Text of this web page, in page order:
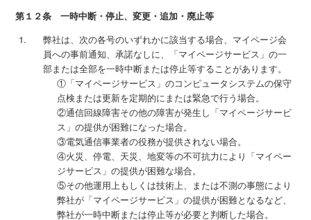
第１２条 一時中断・停止、変更・追加・廃止等
弊社は、次の各号のいずれかに該当する場合、マイページ会
員への事前通知、承諾なしに、「マイページサービス」の一
部または全部を一時中断または停止等することがあります。
①「マイページサービス」のコンピュータシステムの保守
点検または更新を定期的にまたは緊急で行う場合。
②通信回線障害その他の障害が発生し「マイページサービ
ス」の提供が困難になった場合。
③電気通信事業者の役務が提供されない場合。
④火災、停電、天災、地変等の不可抗力により「マイペー
ジサービス」の提供が困難な場合。
⑤その他運用上もしくは技術上、または不測の事態により
弊社が「マイページサービス」の提供が困難となるなど、
弊社が一時中断または停止等が必要と判断した場合。